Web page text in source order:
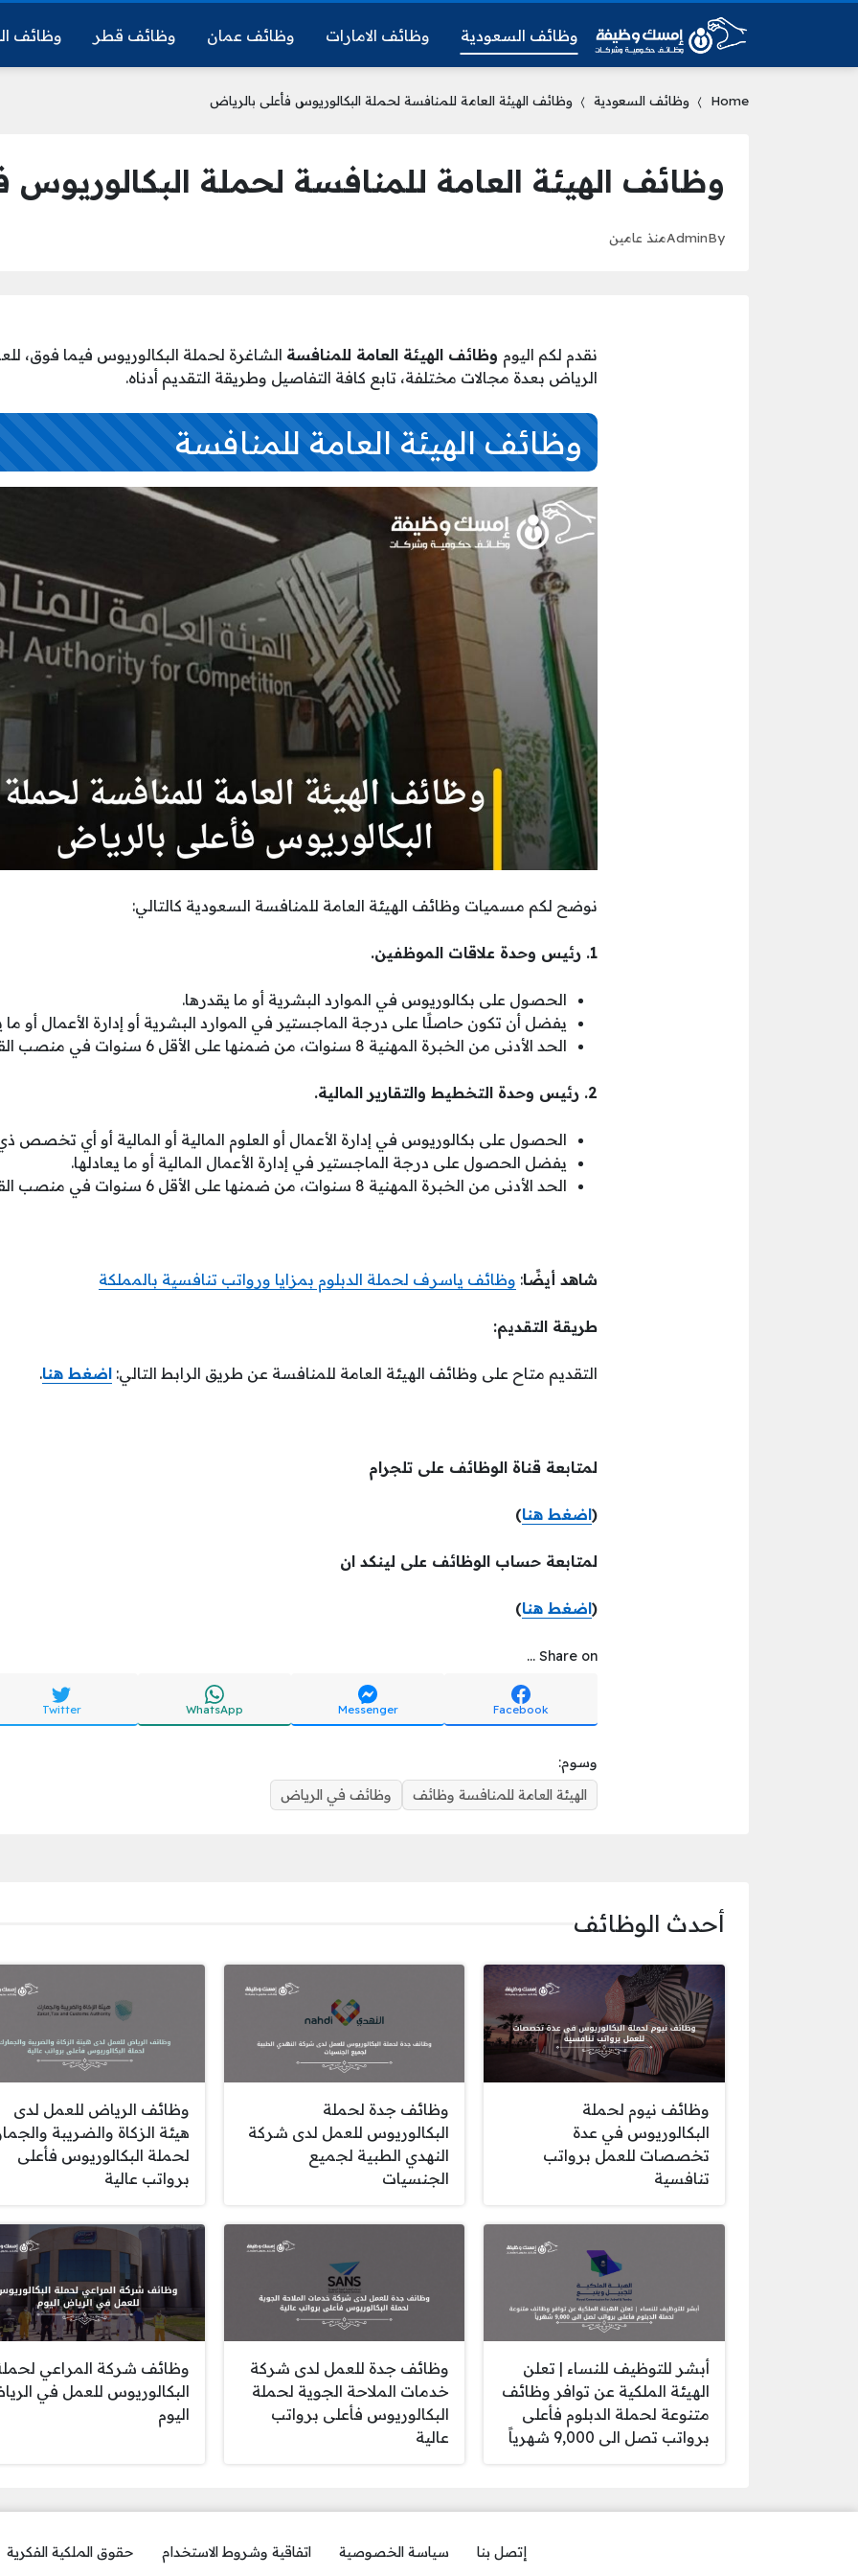
وظائف السعودية وظائف الامارات وظائف عمان وظائف قطر وظائف
Home وظائف السعودية وظائف الهيئة العامة للمنافسة لحملة البكالوريوس فأعلى بالرياض
وظائف الهيئة العامة للمنافسة لحملة البكالوريوس
By
Adminمنذ عامين
نقدم لكم اليوم وظائف الهيئة العامة للمنافسة الشاغرة لحملة البكالوريوس فيما فوق،
الرياض بعدة مجالات مختلفة، تابع كافة التفاصيل وطريقة التقديم أدناه.
وظائف الهيئة العامة للمنافسة
نوضح لكم مسميات وظائف الهيئة العامة للمنافسة السعودية كالتالي:
1. رئيس وحدة علاقات الموظفين.
الحصول على بكالوريوس في الموارد البشرية أو ما يقدرها.
يفضل أن تكون حاصلًا على درجة الماجستير في الموارد البشرية أو إدارة الأعمال أو ما
الحد الأدنى من الخبرة المهنية 8 سنوات، من ضمنها على الأقل 6 سنوات في منصب القيادة.
2. رئيس وحدة التخطيط والتقارير المالية.
الحصول على بكالوريوس في إدارة الأعمال أو العلوم المالية أو المالية أو أي تخصص
يفضل الحصول على درجة الماجستير في إدارة الأعمال المالية أو ما يعادلها.
الحد الأدنى من الخبرة المهنية 8 سنوات، من ضمنها على الأقل 6 سنوات في منصب القيادة.
شاهد أيضًا: وظائف ياسرف لحملة الدبلوم بمزايا ورواتب تنافسية بالمملكة
طريقة التقديم:
التقديم متاح على وظائف الهيئة العامة للمنافسة عن طريق الرابط التالي: اضغط هنا.
لمتابعة قناة الوظائف على تلجرام
(اضغط هنا)
لمتابعة حساب الوظائف على لينكد ان
(اضغط هنا)
Share on ...
Facebook
Messenger
WhatsApp
Twitter
وسوم:
الهيئة العامة للمنافسة وظائف
وظائف في الرياض
أحدث الوظائف
وظائف نيوم لحملة
البكالوريوس في عدة
تخصصات للعمل برواتب
تنافسية
وظائف جدة لحملة
البكالوريوس للعمل لدى شركة
النهدي الطبية لجميع
الجنسيات
وظائف الرياض للعمل لدى
هيئة الزكاة والضريبة
لحملة البكالوريوس فأعلى
برواتب عالية
أبشر للتوظيف للنساء | تعلن
الهيئة الملكية عن توافر وظائف
متنوعة لحملة الدبلوم فأعلى
برواتب تصل الى 9,000 شهرياً
وظائف جدة للعمل لدى شركة
خدمات الملاحة الجوية لحملة
البكالوريوس فأعلى برواتب
عالية
وظائف شركة المراعي
البكالوريوس للعمل في
اليوم
إتصل بنا سياسة الخصوصية اتفاقية وشروط الاستخدام حقوق الملكية الفكرية